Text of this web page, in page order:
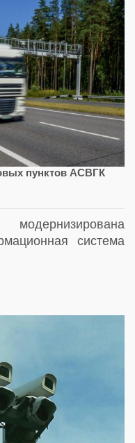
пунктов АСВГК
система
комплексов на